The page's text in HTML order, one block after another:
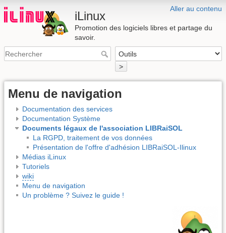
Aller au contenu
iLinux
Promotion des logiciels libres et partage du
savoir.
>
Menu de navigation
Documentation des services
Documentation Système
Documents légaux de l'association LIBRaiSOL
La RGPD, traitement de vos données
Présentation de l'offre d'adhésion LIBRaiSOL-Ilinux
Médias iLinux
Tutoriels
wiki
Menu de navigation
Un problème ? Suivez le guide !